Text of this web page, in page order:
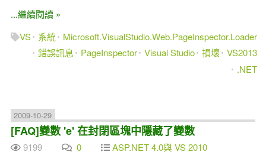
...繼續閱讀 »
VS
系統
Microsoft.VisualStudio.Web.PageInspector.Loader
錯誤訊息
PageInspector Visual Studio 損壞 VS2013
.NET
2009-10-29
[FAQ]變數 'e' 在封閉區塊中隱藏了變數
9199 0 ASP.NET 4.0與 VS 2010